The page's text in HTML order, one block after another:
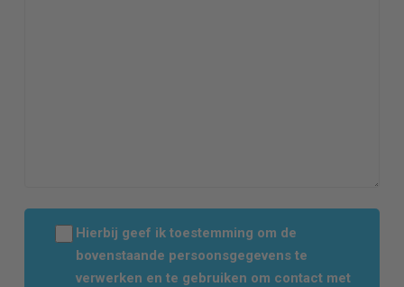
Hierbij geef ik toestemming om de
bovenstaande persoonsgegevens te
verwerken en te gebruiken om contact met